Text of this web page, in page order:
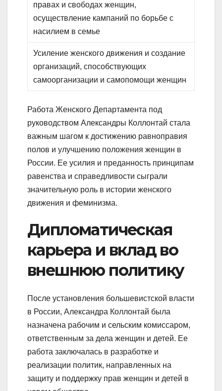
правах и свободах женщин,
осуществление кампаний по борьбе с
насилием в семье
Усиление женского движения и создание
организаций, способствующих
самоорганизации и самопомощи женщин
Работа Женского Департамента под
руководством Александры Коллонтай стала
важным шагом к достижению равноправия
полов и улучшению положения женщин в
России. Ее усилия и преданность принципам
равенства и справедливости сыграли
значительную роль в истории женского
движения и феминизма.
Дипломатическая
карьера и вклад во
внешнюю политику
После установления большевистской власти
в России, Александра Коллонтай была
назначена рабочим и сельским комиссаром,
ответственным за дела женщин и детей. Ее
работа заключалась в разработке и
реализации политик, направленных на
защиту и поддержку прав женщин и детей в